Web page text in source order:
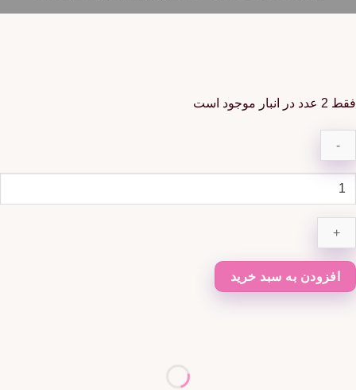
فقط 2 عدد در انبار موجود است
ریسه
تعیین
جنسیت
a
girl
افزودن به سبد خرید